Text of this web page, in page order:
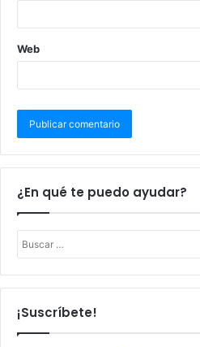
Web
¿En qué te puedo ayudar?
¡Suscríbete!